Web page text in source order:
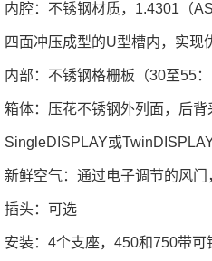
内腔：不锈钢材质，1.4301（
四面冲压成型的U型槽内，实现
内部：不锈钢格栅板（30至55
箱体：压花不锈钢外列面，后
SingleDISPLAY或
新鲜空气：通过电子调节的风
插头：可选
安装：4个支座，450和750带可